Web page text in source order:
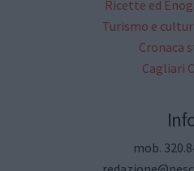
Ricette ed
Turismo e
Cronaca
Cagliari
mob.